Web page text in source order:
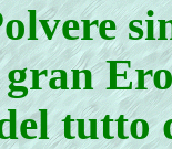
tutto